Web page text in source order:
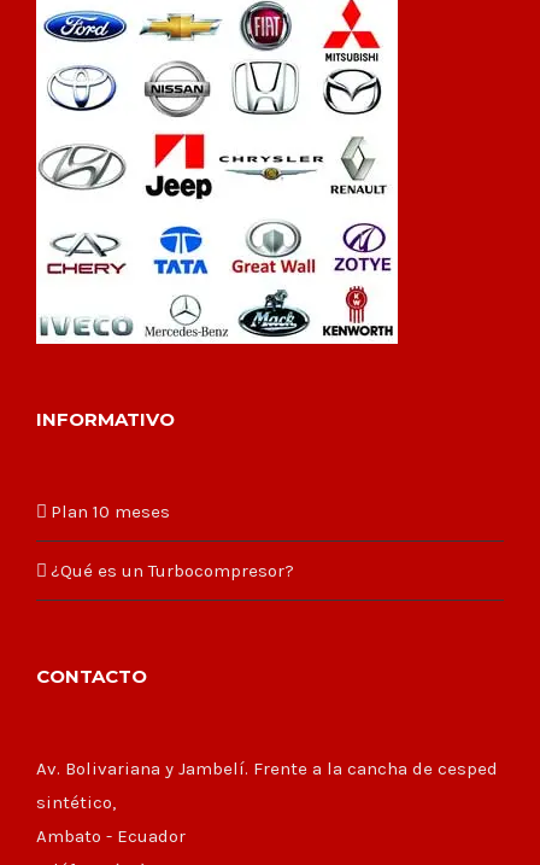
INFORMATIVO
Plan 10 meses
¿Qué es un Turbocompresor?
CONTACTO
Av. Bolivariana y Jambelí. Frente a la cancha de cesped
sintético,
Ambato - Ecuador